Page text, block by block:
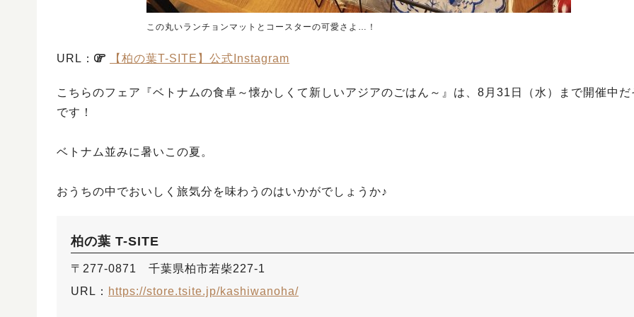
この丸いランチョンマットとコースターの可愛さよ…！
URL： 【柏の葉T-SITE】公式Instagram
こちらのフェア『ベトナムの食卓～懐かしくて新しいアジアのごはん～』は、8月31日（水）まで開催中だ
です！
ベトナム並みに暑いこの夏。
おうちの中でおいしく旅気分を味わうのはいかがでしょうか♪
柏の葉 T-SITE
〒277-0871 千葉県柏市若柴227-1
URL： https://store.tsite.jp/kashiwanoha/